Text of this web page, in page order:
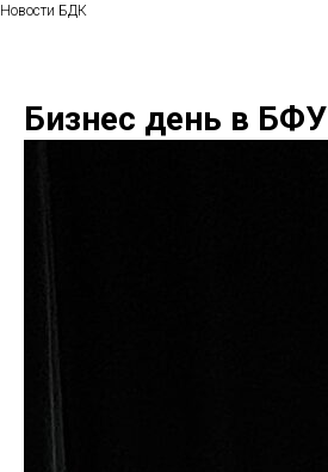
Новости БДК
Бизнес день в БФУ